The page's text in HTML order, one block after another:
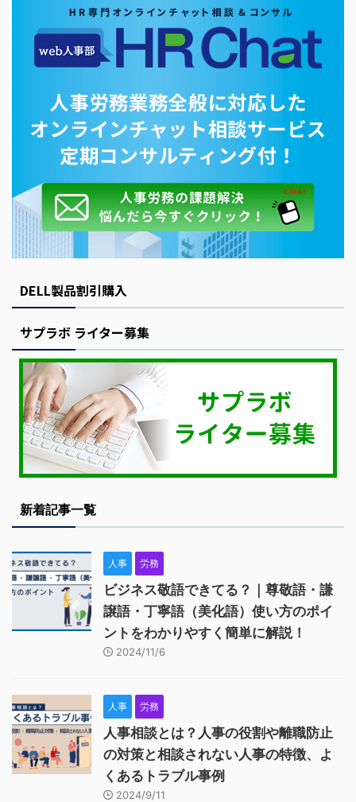
DELL製品割引購入
サプラボ ライター募集
新着記事一覧
人事 労務
ビジネス敬語できてる？｜尊敬語・謙
譲語・丁寧語（美化語）使い方のポイ
ントをわかりやすく簡単に解説！
2024/11/6
人事 労務
人事相談とは？人事の役割や離職防止
の対策と相談されない人事の特徴、よ
くあるトラブル事例
2024/9/11